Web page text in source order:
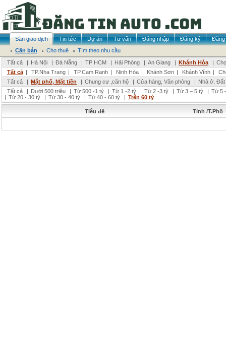
Sàn giao dịch Tin tức Dự án Tư vấn Đăng nhập Đăng ký
Đăng
Cần bán
Cho thuê
Tìm theo nhu cầu
Tất cả
| Hà Nội | Đà Nẵng | TP HCM | Hải Phòng | An Giang | Khánh Hòa |
Tất cả | TP.Nha Trang | TP.Cam Ranh | Ninh Hòa | Khánh Sơn | Khánh Vĩnh |
Tất cả
| Mặt phố, Mặt tiền | Chung cư ,căn hộ | Cửa hàng, Văn phòng | Nhà ở,
Tất cả
| Dưới 500 triệu | Từ 500 -1 tỷ | Từ 1 -2 tỷ | Từ 2 -3 tỷ | Từ 3 – 5 tỷ | Từ 5
| Từ 20 - 30 tỷ | Từ 30 - 40 tỷ | Từ 40 - 60 tỷ | Trên 60 tỷ
Tiêu đề Tỉnh /T.Phố